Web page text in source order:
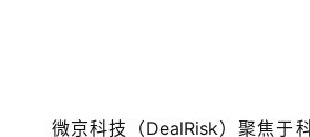
微京科技（DealRisk）聚焦于